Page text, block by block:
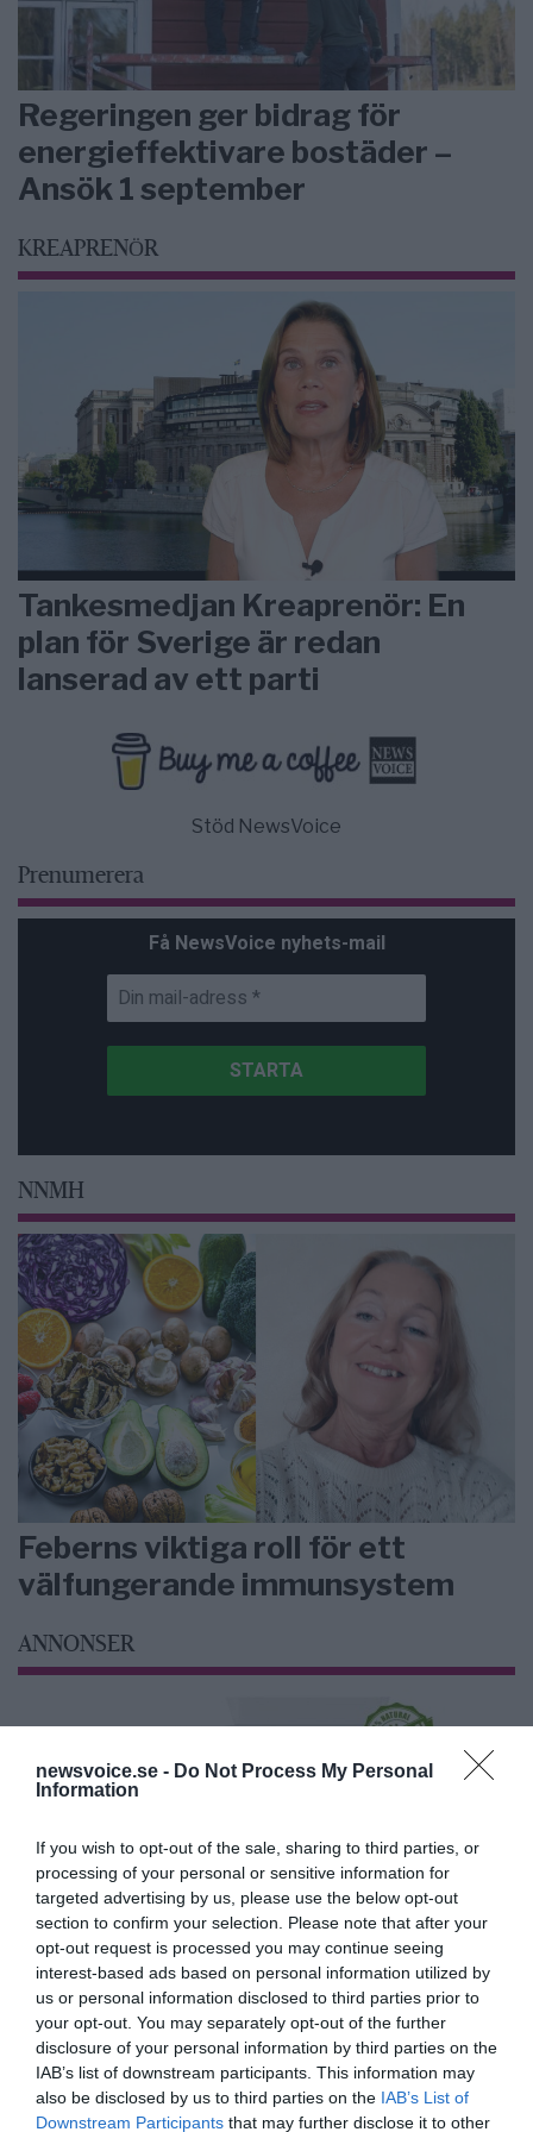
newsvoice.se - Do Not Process My Personal
Information
If you wish to opt-out of the sale, sharing to third parties, or
processing of your personal or sensitive information for
targeted advertising by us, please use the below opt-out
section to confirm your selection. Please note that after your
opt-out request is processed you may continue seeing
interest-based ads based on personal information utilized by
us or personal information disclosed to third parties prior to
your opt-out. You may separately opt-out of the further
disclosure of your personal information by third parties on the
IAB’s list of downstream participants. This information may
also be disclosed by us to third parties on the IAB’s List of
Downstream Participants that may further disclose it to other
Regeringen ger bidrag för
energieffektivare bostäder –
Ansök 1 september
KREAPRENÖR
Tankesmedjan Kreaprenör: En
plan för Sverige är redan
lanserad av ett parti
Stöd NewsVoice
Prenumerera
Få NewsVoice nyhets-mail
NNMH
Feberns viktiga roll för ett
välfungerande immunsystem
ANNONSER